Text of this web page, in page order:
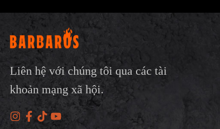
Liên hệ với chúng tôi qua các tài
khoản mạng xã hội.